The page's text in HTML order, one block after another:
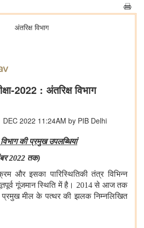
अंतरिक्ष विभाग
2022 : अंतरिक्ष विभाग
DEC 2022 11:24AM by PIB Delhi
विभाग की प्रमुख उपलब्धियां
2022 तक)
और इसका पारिस्थितिकी तंत्र विभिन्न
गूंजमान स्थिति में है। 2014 से आज तक
प्रमुख मील के पत्थर की झलक निम्नलिखित